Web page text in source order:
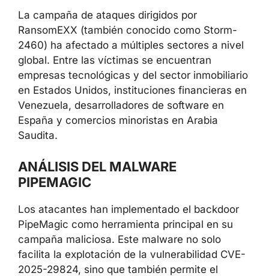
La campaña de ataques dirigidos por
RansomEXX (también conocido como Storm-
2460) ha afectado a múltiples sectores a nivel
global. Entre las víctimas se encuentran
empresas tecnológicas y del sector inmobiliario
en Estados Unidos, instituciones financieras en
Venezuela, desarrolladores de software en
España y comercios minoristas en Arabia
Saudita.
ANÁLISIS DEL MALWARE
PIPEMAGIC
Los atacantes han implementado el backdoor
PipeMagic como herramienta principal en su
campaña maliciosa. Este malware no solo
facilita la explotación de la vulnerabilidad CVE-
2025-29824, sino que también permite el